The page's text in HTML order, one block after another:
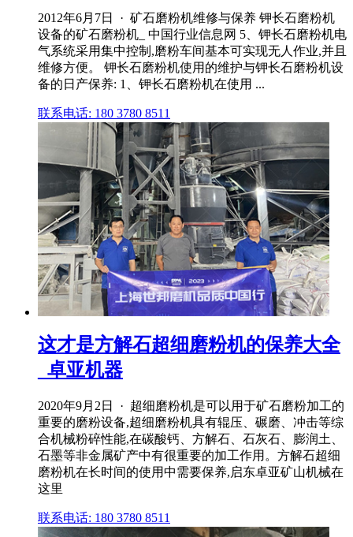
2012年6月7日 · 矿石磨粉机维修与保养 钾长石磨粉机
设备的矿石磨粉机_ 中国行业信息网 5、钾长石磨粉机电
气系统采用集中控制,磨粉车间基本可实现无人作业,并且
维修方便。 钾长石磨粉机使用的维护与钾长石磨粉机设
备的日产保养: 1、钾长石磨粉机在使用 ...
联系电话: 180 3780 8511
这才是方解石超细磨粉机的保养大全
_卓亚机器
2020年9月2日 · 超细磨粉机是可以用于矿石磨粉加工的
重要的磨粉设备,超细磨粉机具有辊压、碾磨、冲击等综
合机械粉碎性能,在碳酸钙、方解石、石灰石、膨润土、
石墨等非金属矿产中有很重要的加工作用。方解石超细
磨粉机在长时间的使用中需要保养,启东卓亚矿山机械在
这里
联系电话: 180 3780 8511